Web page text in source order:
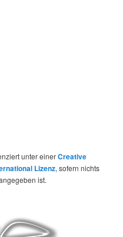
unter einerCreative
Lizenz, sofern nichts
ist.